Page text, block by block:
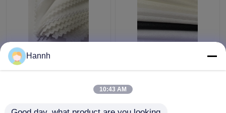
Kaos poliester
Interlining Cuff dan
Hannh
10:43 AM